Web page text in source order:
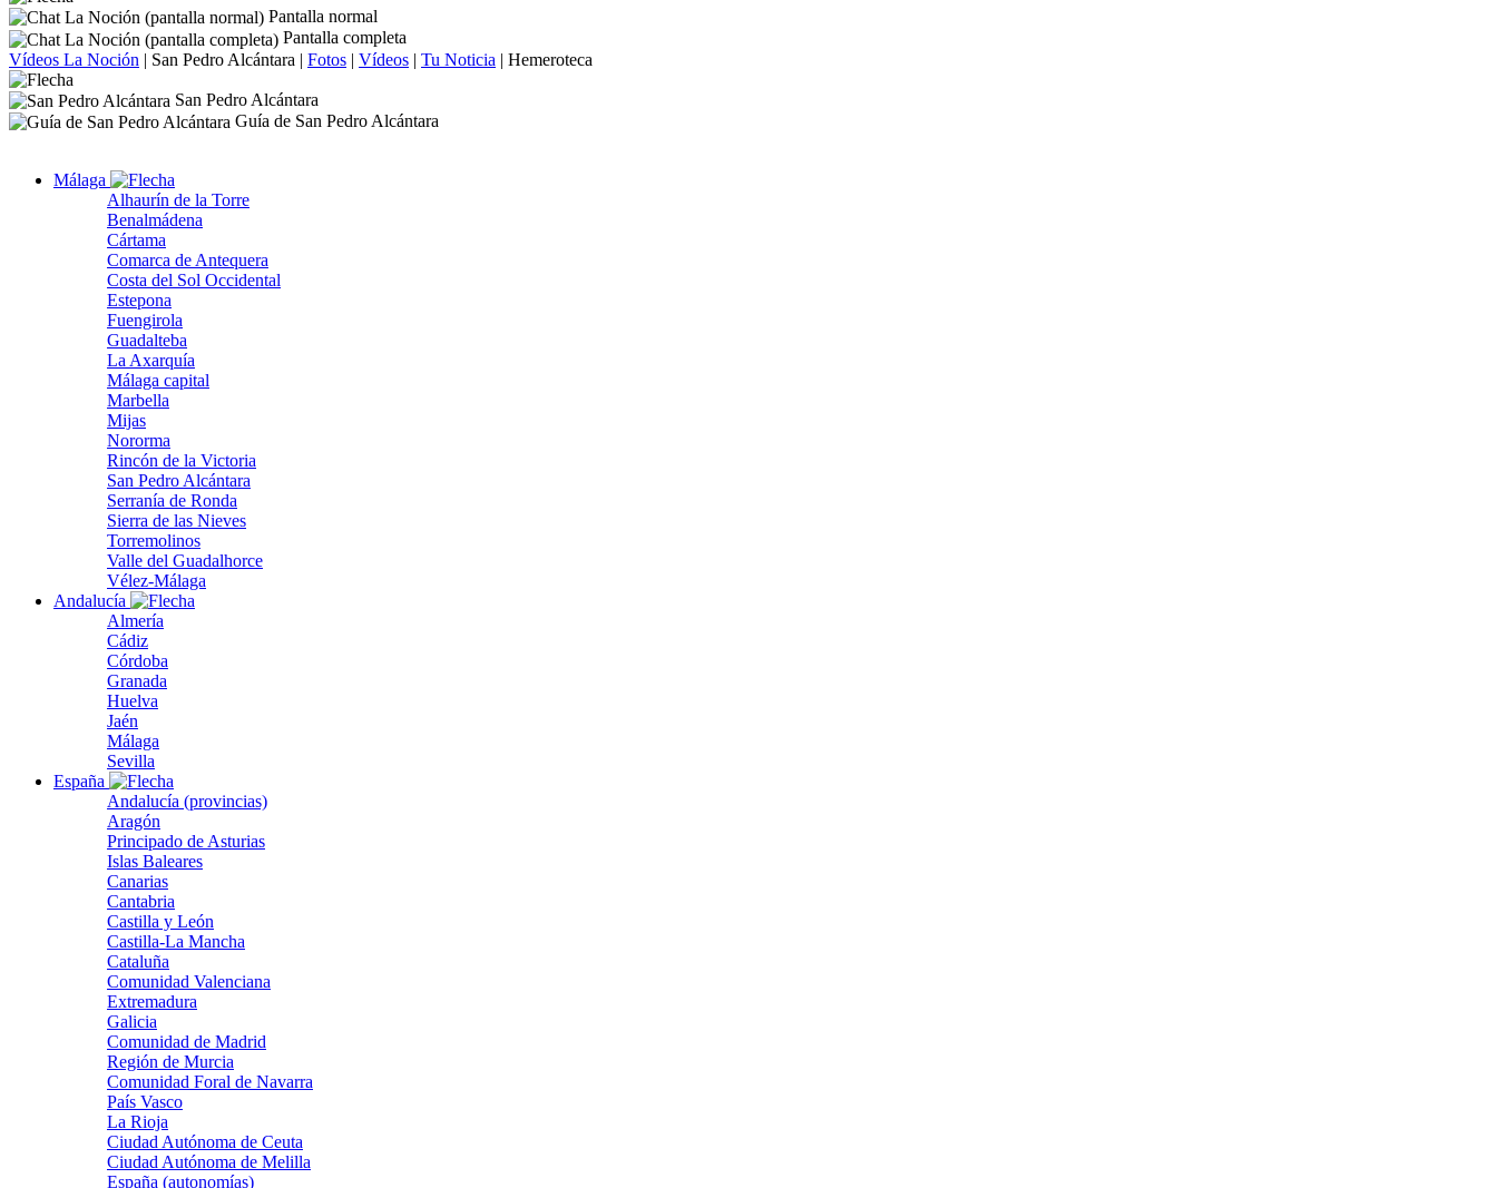
Pantalla normal
Pantalla completa
Vídeos La Noción | San Pedro Alcántara | Fotos | Vídeos | Tu Noticia | Hemeroteca
San Pedro Alcántara
Guía de San Pedro Alcántara
Málaga
Alhaurín de la Torre
Benalmádena
Cártama
Comarca de Antequera
Costa del Sol Occidental
Estepona
Fuengirola
Guadalteba
La Axarquía
Málaga capital
Marbella
Mijas
Nororma
Rincón de la Victoria
San Pedro Alcántara
Serranía de Ronda
Sierra de las Nieves
Torremolinos
Valle del Guadalhorce
Vélez-Málaga
Andalucía
Almería
Cádiz
Córdoba
Granada
Huelva
Jaén
Málaga
Sevilla
España
Andalucía (provincias)
Aragón
Principado de Asturias
Islas Baleares
Canarias
Cantabria
Castilla y León
Castilla-La Mancha
Cataluña
Comunidad Valenciana
Extremadura
Galicia
Comunidad de Madrid
Región de Murcia
Comunidad Foral de Navarra
País Vasco
La Rioja
Ciudad Autónoma de Ceuta
Ciudad Autónoma de Melilla
España (autonomías)